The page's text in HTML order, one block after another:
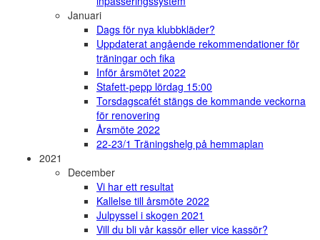
Januari
Dags för nya klubbkläder?
Uppdaterat angående rekommendationer för
träningar och fika
Inför årsmötet 2022
Stafett-pepp lördag 15:00
Torsdagscafét stängs de kommande veckorna
för renovering
Årsmöte 2022
22-23/1 Träningshelg på hemmaplan
2021
December
Vi har ett resultat
Kallelse till årsmöte 2022
Julpyssel i skogen 2021
Vill du bli vår kassör eller vice kassör?